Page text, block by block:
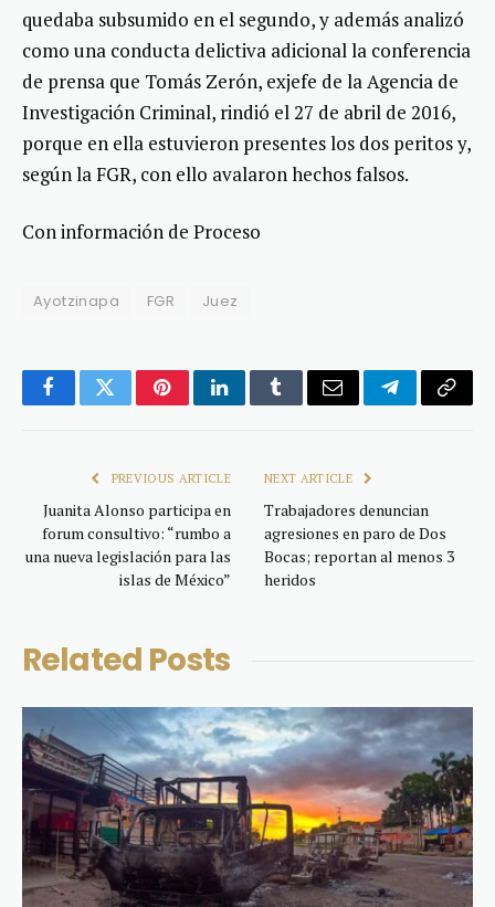
quedaba subsumido en el segundo, y además analizó
como una conducta delictiva adicional la conferencia
de prensa que Tomás Zerón, exjefe de la Agencia de
Investigación Criminal, rindió el 27 de abril de 2016,
porque en ella estuvieron presentes los dos peritos y,
según la FGR, con ello avalaron hechos falsos.
Con información de Proceso
Ayotzinapa FGR Juez
FacebookTwitterPinterestLinkedInTumblrEmail TelegramCopy
PREVIOUS ARTICLE
Juanita Alonso participa en
forum consultivo: “rumbo a
una nueva legislación para las
islas de México”
NEXT ARTICLE
Trabajadores denuncian
agresiones en paro de Dos
Bocas; reportan al menos 3
heridos
Related Posts